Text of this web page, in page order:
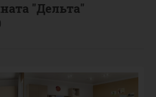
"Дельта"